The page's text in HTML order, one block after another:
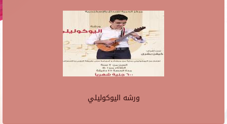
ورشه اليوكوليلي